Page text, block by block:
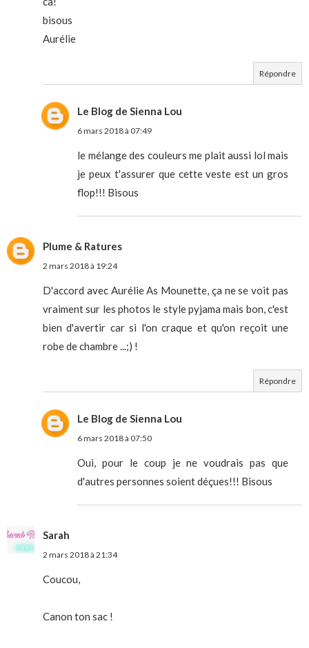
bisous
Aurélie
Répondre
Le Blog de Sienna Lou
6 mars 2018 à 07:49
le mélange des couleurs me plait aussi lol mais
je peux t'assurer que cette veste est un gros
flop!!! Bisous
Plume & Ratures
2 mars 2018 à 19:24
D'accord avec Aurélie As Mounette, ça ne se voit pas
vraiment sur les photos le style pyjama mais bon, c'est
bien d'avertir car si l'on craque et qu'on reçoit une
robe de chambre ...;) !
Répondre
Le Blog de Sienna Lou
6 mars 2018 à 07:50
Oui, pour le coup je ne voudrais pas que
d'autres personnes soient déçues!!! Bisous
Sarah
2 mars 2018 à 21:34
Coucou,
Canon ton sac !